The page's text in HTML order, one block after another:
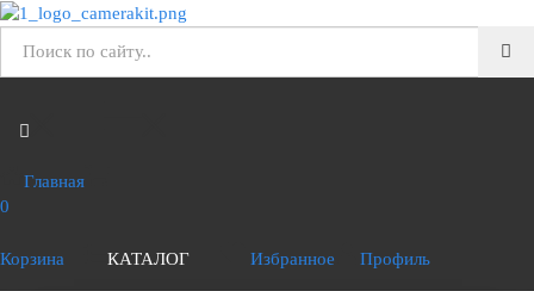
Главная
0
Корзина КАТАЛОГ Избранное Профиль